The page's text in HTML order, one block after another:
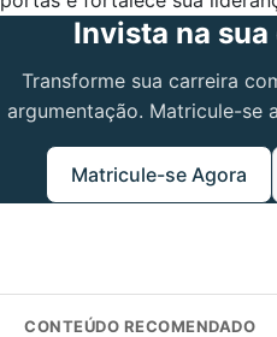
Invista na
Transforme sua carreira
argumentação. Matricule-se
Matricule-se Agora
CONTEÚDO RECOMENDADO